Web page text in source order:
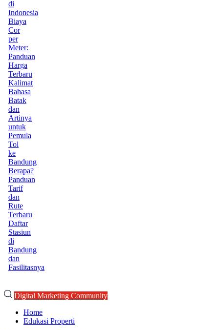
di
Indonesia
Biaya
Cor
per
Meter:
Panduan
Harga
Terbaru
Kalimat
Bahasa
Batak
dan
Artinya
untuk
Pemula
Tol
ke
Bandung
Berapa?
Panduan
Tarif
dan
Rute
Terbaru
Daftar
Stasiun
di
Bandung
dan
Fasilitasnya
Digital Marketing Community
Home
Edukasi Properti